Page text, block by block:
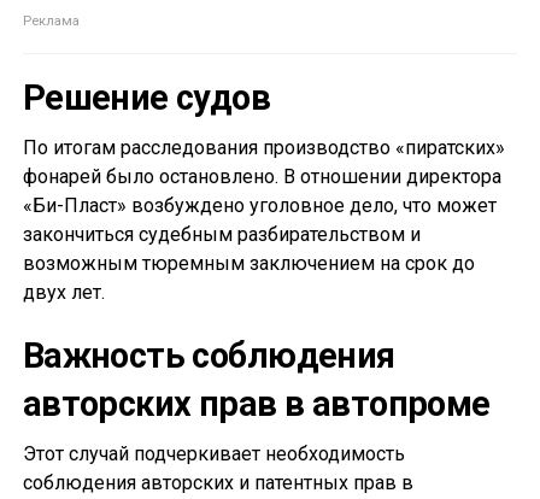
Решение судов
По итогам расследования производство «пиратских»
фонарей было остановлено. В отношении директора
«Би-Пласт» возбуждено уголовное дело, что может
закончиться судебным разбирательством и
возможным тюремным заключением на срок до
двух лет.
Важность соблюдения
авторских прав в автопроме
Этот случай подчеркивает необходимость
соблюдения авторских и патентных прав в